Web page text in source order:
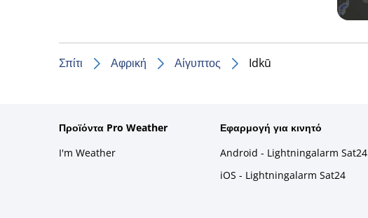
Σπίτι Αφρική Αίγυπτος Idkū
Προϊόντα Pro Weather
I'm Weather
Εφαρμογή για κινητό
Android - Lightningalarm Sat24
iOS - Lightningalarm Sat24